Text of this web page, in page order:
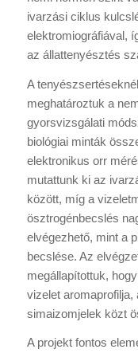
ivarzási ciklus
elektromiográfiával,
az állattenyésztés
A
meghatároztuk a
gyorsvizsgálati
biológiai minták
elektronikus orr
mutattunk ki az
között, míg a
ösztrogénbecslés
elvégezhető, mint a
becslése. Az
megállapítottuk,
vizelet
simaizomjelek közt
A projekt fontos